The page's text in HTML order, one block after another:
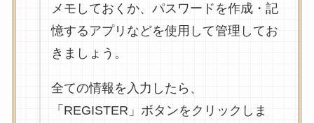
メモしておくか、パスワードを作成・記
憶するアプリなどを使用して管理してお
きましょう。
全ての情報を入力したら、
「REGISTER」ボタンをクリックしま